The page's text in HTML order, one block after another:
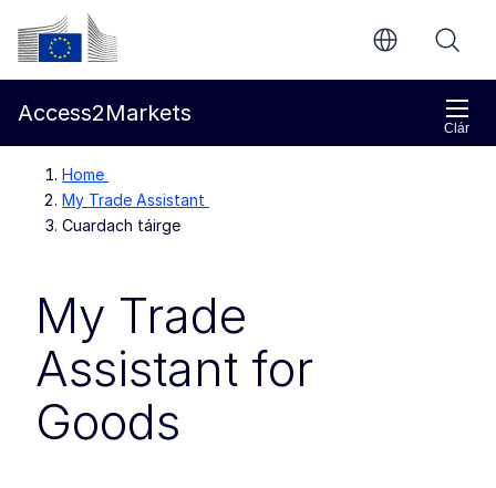
Chuig an bpríomhinneachar
Coimisiún Eorpach
Clár
Access2Markets
Home
My Trade Assistant
Cuardach táirge
My Trade
Assistant for
Goods